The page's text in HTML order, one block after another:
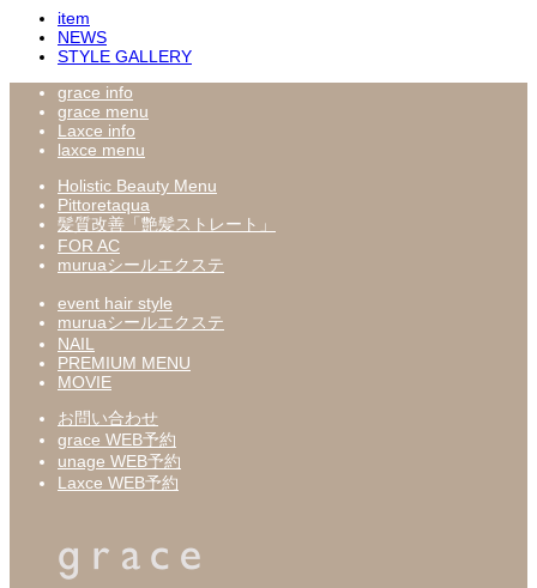
item
NEWS
STYLE GALLERY
grace info
grace menu
Laxce info
laxce menu
Holistic Beauty Menu
Pittoretaqua
髪質改善「艶髪ストレート」
FOR AC
muruaシールエクステ
event hair style
muruaシールエクステ
NAIL
PREMIUM MENU
MOVIE
お問い合わせ
grace WEB予約
unage WEB予約
Laxce WEB予約